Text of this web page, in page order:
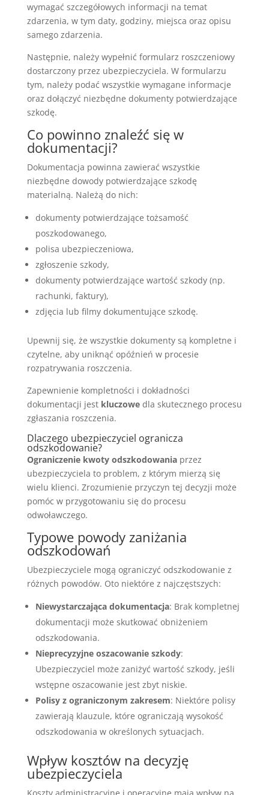
wymagać szczegółowych informacji na temat
zdarzenia, w tym daty, godziny, miejsca oraz opisu
samego zdarzenia.
Następnie, należy wypełnić formularz roszczeniowy
dostarczony przez ubezpieczyciela. W formularzu
tym, należy podać wszystkie wymagane informacje
oraz dołączyć niezbędne dokumenty potwierdzające
szkodę.
Co powinno znaleźć się w
dokumentacji?
Dokumentacja powinna zawierać wszystkie
niezbędne dowody potwierdzające szkodę
materialną. Należą do nich:
dokumenty potwierdzające tożsamość
poszkodowanego,
polisa ubezpieczeniowa,
zgłoszenie szkody,
dokumenty potwierdzające wartość szkody (np.
rachunki, faktury),
zdjęcia lub filmy dokumentujące szkodę.
Upewnij się, że wszystkie dokumenty są kompletne i
czytelne, aby uniknąć opóźnień w procesie
rozpatrywania roszczenia.
Zapewnienie kompletności i dokładności
dokumentacji jest kluczowedla skutecznego procesu
zgłaszania roszczenia.
Dlaczego ubezpieczyciel ogranicza
odszkodowanie?
Ograniczenie kwoty odszkodowaniaprzez
ubezpieczyciela to problem, z którym mierzą się
wielu klienci. Zrozumienie przyczyn tej decyzji może
pomóc w przygotowaniu się do procesu
odwoławczego.
Typowe powody zaniżania
odszkodowań
Ubezpieczyciele mogą ograniczyć odszkodowanie z
różnych powodów. Oto niektóre z najczęstszych:
Niewystarczająca dokumentacja: Brak kompletnej
dokumentacji może skutkować obniżeniem
odszkodowania.
Nieprecyzyjne oszacowanie szkody:
Ubezpieczyciel może zaniżyć wartość szkody, jeśli
wstępne oszacowanie jest zbyt niskie.
Polisy z ograniczonym zakresem: Niektóre polisy
zawierają klauzule, które ograniczają wysokość
odszkodowania w określonych sytuacjach.
Wpływ kosztów na decyzję
ubezpieczyciela
Koszty administracyjne i operacyjne mają wpływ na